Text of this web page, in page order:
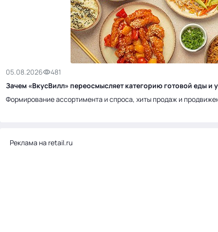
05.08.2026
481
Зачем «ВкусВилл» переосмысляет категорию готовой еды и
Формирование ассортимента и спроса, хиты продаж и
Реклама на retail.ru